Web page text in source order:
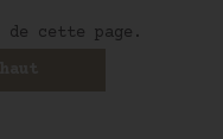
cette page.